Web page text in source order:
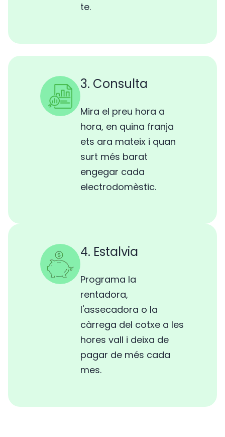
te.
3. Consulta
Mira el preu hora a
hora, en quina franja
ets ara mateix i quan
surt més barat
engegar cada
electrodomèstic.
4. Estalvia
Programa la
rentadora,
l'assecadora o la
càrrega del cotxe a les
hores vall i deixa de
pagar de més cada
mes.